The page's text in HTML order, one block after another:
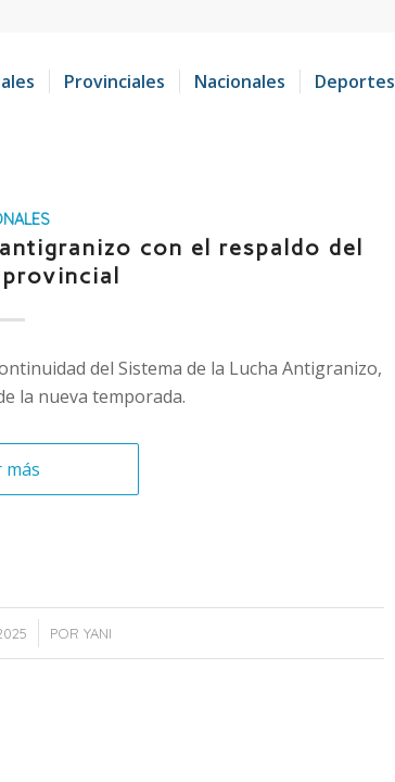
Provinciales Nacionales Deportes
con el respaldo del
del Sistema de la Lucha Antigranizo,
la nueva temporada.
más
POR YANI